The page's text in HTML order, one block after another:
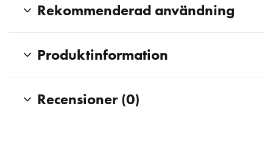
Rekommenderad användning
Produktinformation
Recensioner (0)